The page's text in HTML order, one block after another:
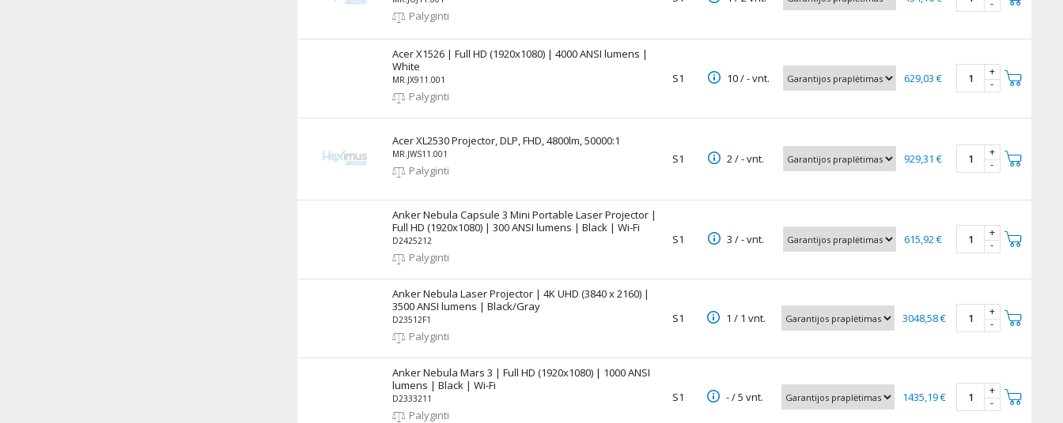
Palyginti
-
Acer X1526 | Full HD (1920x1080) | 4000 ANSI lumens |
White
MR.JX911.001
Palyginti
S1 10 / - vnt. 629,03 €
+
-
Acer XL2530 Projector, DLP, FHD, 4800lm, 50000:1
MR.JWS11.001
Palyginti
S1 2 / - vnt. 929,31 €
+
-
Anker Nebula Capsule 3 Mini Portable Laser Projector |
Full HD (1920x1080) | 300 ANSI lumens | Black | Wi-Fi
D2425212
Palyginti
S1 3 / - vnt. 615,92 €
+
-
Anker Nebula Laser Projector | 4K UHD (3840 x 2160) |
3500 ANSI lumens | Black/Gray
D23512F1
Palyginti
S1 1 / 1 vnt. 3048,58 €
+
-
Anker Nebula Mars 3 | Full HD (1920x1080) | 1000 ANSI
lumens | Black | Wi-Fi
D2333211
Palyginti
S1 - / 5 vnt. 1435,19 €
+
-